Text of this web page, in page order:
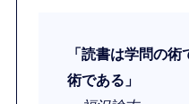
「読書は学問の
術である」